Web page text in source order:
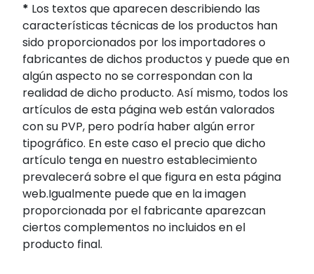
* Los textos que aparecen describiendo las
características técnicas de los productos han
sido proporcionados por los importadores o
fabricantes de dichos productos y puede que en
algún aspecto no se correspondan con la
realidad de dicho producto. Así mismo, todos los
artículos de esta página web están valorados
con su PVP, pero podría haber algún error
tipográfico. En este caso el precio que dicho
artículo tenga en nuestro establecimiento
prevalecerá sobre el que figura en esta página
web.Igualmente puede que en la imagen
proporcionada por el fabricante aparezcan
ciertos complementos no incluidos en el
producto final.